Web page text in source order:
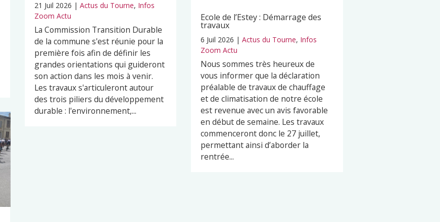
21 Juil 2026 | Actus du Tourne, Infos
Zoom Actu
La Commission Transition Durable
de la commune s'est réunie pour la
première fois afin de définir les
grandes orientations qui guideront
son action dans les mois à venir.
Les travaux s'articuleront autour
des trois piliers du développement
durable : l'environnement,...
Ecole de l’Estey : Démarrage des
travaux
6 Juil 2026 |Actus du Tourne, Infos
Zoom Actu
Nous sommes très heureux de
vous informer que la déclaration
préalable de travaux de chauffage
et de climatisation de notre école
est revenue avec un avis favorable
en début de semaine. Les travaux
commenceront donc le 27 juillet,
permettant ainsi d’aborder la
rentrée...